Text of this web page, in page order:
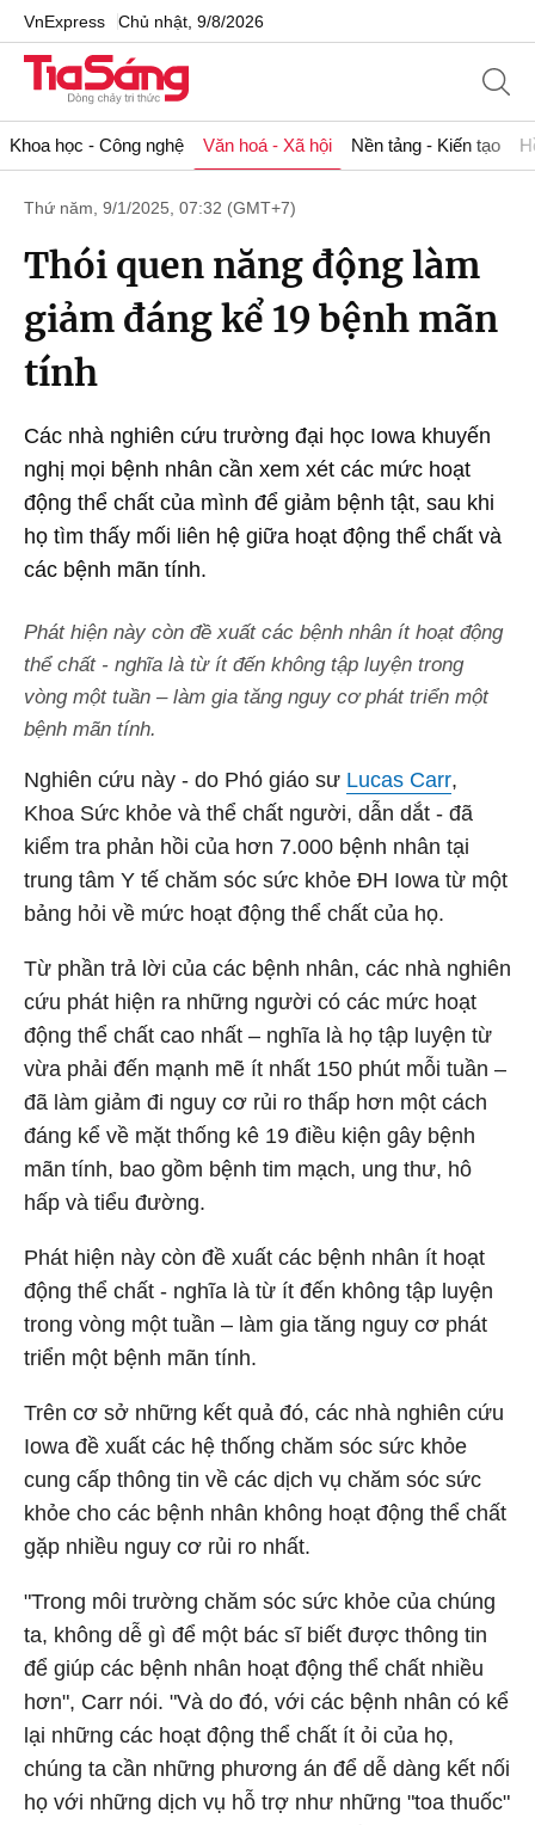
VnExpress Chủ nhật, 9/8/2026
Khoa học - Công nghệ Văn hoá - Xã hội Nền tảng - Kiến tạo
Thứ năm, 9/1/2025, 07:32 (GMT+7)
Thói quen năng động làm
giảm đáng kể 19 bệnh mãn
tính
Các nhà nghiên cứu trường đại học Iowa khuyến
nghị mọi bệnh nhân cần xem xét các mức hoạt
động thể chất của mình để giảm bệnh tật, sau khi
họ tìm thấy mối liên hệ giữa hoạt động thể chất và
các bệnh mãn tính.
Phát hiện này còn đề xuất các bệnh nhân ít hoạt động
thể chất - nghĩa là từ ít đến không tập luyện trong
vòng một tuần – làm gia tăng nguy cơ phát triển một
bệnh mãn tính.
Nghiên cứu này - do Phó giáo sư Lucas Carr,
Khoa Sức khỏe và thể chất người, dẫn dắt - đã
kiểm tra phản hồi của hơn 7.000 bệnh nhân tại
trung tâm Y tế chăm sóc sức khỏe ĐH Iowa từ một
bảng hỏi về mức hoạt động thể chất của họ.
Từ phần trả lời của các bệnh nhân, các nhà nghiên
cứu phát hiện ra những người có các mức hoạt
động thể chất cao nhất – nghĩa là họ tập luyện từ
vừa phải đến mạnh mẽ ít nhất 150 phút mỗi tuần –
đã làm giảm đi nguy cơ rủi ro thấp hơn một cách
đáng kể về mặt thống kê 19 điều kiện gây bệnh
mãn tính, bao gồm bệnh tim mạch, ung thư, hô
hấp và tiểu đường.
Phát hiện này còn đề xuất các bệnh nhân ít hoạt
động thể chất - nghĩa là từ ít đến không tập luyện
trong vòng một tuần – làm gia tăng nguy cơ phát
triển một bệnh mãn tính.
Trên cơ sở những kết quả đó, các nhà nghiên cứu
Iowa đề xuất các hệ thống chăm sóc sức khỏe
cung cấp thông tin về các dịch vụ chăm sóc sức
khỏe cho các bệnh nhân không hoạt động thể chất
gặp nhiều nguy cơ rủi ro nhất.
"Trong môi trường chăm sóc sức khỏe của chúng
ta, không dễ gì để một bác sĩ biết được thông tin
để giúp các bệnh nhân hoạt động thể chất nhiều
hơn", Carr nói. "Và do đó, với các bệnh nhân có kể
lại những các hoạt động thể chất ít ỏi của họ,
chúng ta cần những phương án để dễ dàng kết nối
họ với những dịch vụ hỗ trợ như những "toa thuốc"